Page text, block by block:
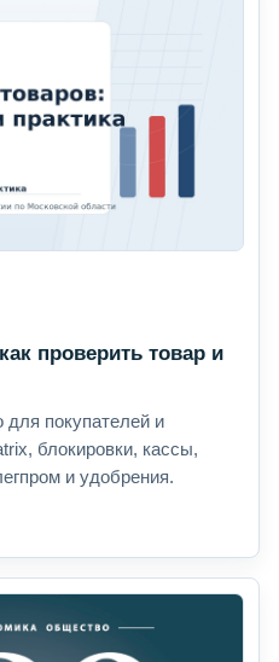
проверить товар и
для покупателей и
блокировки, кассы,
и удобрения.